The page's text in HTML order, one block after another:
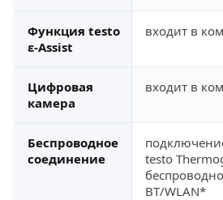
Функция testo
ε-Assist
входит в
Цифровая
камера
входит в
Беспроводное
соединение
testo
BT/WLAN*